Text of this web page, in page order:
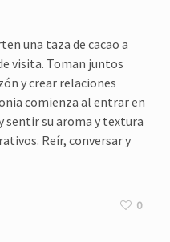
una taza de cacao a
visita. Toman juntos
y crear relaciones
comienza al entrar en
sentir su aroma y textura
Reír, conversar y
0